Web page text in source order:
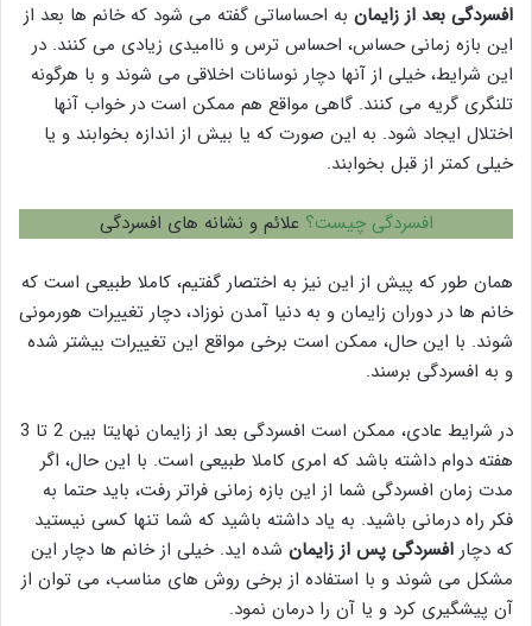
افسردگی بعد از زایمان به احساساتی گفته می شود که خانم ها بعد از
این بازه زمانی حساس، احساس ترس و ناامیدی زیادی می کنند. در
این شرایط، خیلی از آنها دچار نوسانات اخلاقی می شوند و با هرگونه
تلنگری گریه می کنند. گاهی مواقع هم ممکن است در خواب آنها
اختلال ایجاد شود. به این صورت که یا بیش از اندازه بخوابند و یا
خیلی کمتر از قبل بخوابند.
افسردگی چیست؟ علائم و نشانه های افسردگی
همان طور که پیش از این نیز به اختصار گفتیم، کاملا طبیعی است که
خانم ها در دوران زایمان و به دنیا آمدن نوزاد، دچار تغییرات هورمونی
شوند. با این حال، ممکن است برخی مواقع این تغییرات بیشتر شده
و به افسردگی برسند.
در شرایط عادی، ممکن است افسردگی بعد از زایمان نهایتا بین 2 تا 3
هفته دوام داشته باشد که امری کاملا طبیعی است. با این حال، اگر
مدت زمان افسردگی شما از این بازه زمانی فراتر رفت، باید حتما به
فکر راه درمانی باشید. به یاد داشته باشید که شما تنها کسی نیستید
که دچار افسردگی پس از زایمان شده اید. خیلی از خانم ها دچار این
مشکل می شوند و با استفاده از برخی روش های مناسب، می توان از
آن پیشگیری کرد و یا آن را درمان نمود.